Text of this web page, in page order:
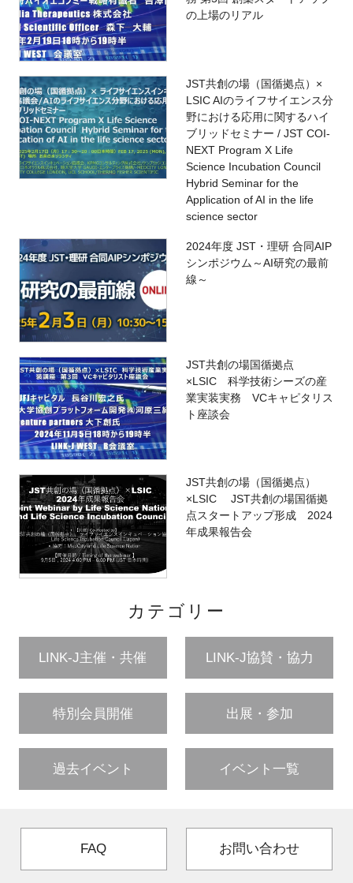
の上場のリアル
JST共創の場（国循拠点）×
LSIC AIのライフサイエンス分
野における応用に関するハイ
ブリッドセミナー / JST COI-
NEXT Program X Life
Science Incubation Council
Hybrid Seminar for the
Application of AI in the life
science sector
2024年度 JST・理研 合同AIP
シンポジウム～AI研究の最前
線～
JST共創の場国循拠点
×LSIC 科学技術シーズの産
業実装実務 VCキャピタリス
ト座談会
JST共創の場（国循拠点）
×LSIC JST共創の場国循拠
点スタートアップ形成 2024
年成果報告会
カテゴリー
LINK-J主催・共催 LINK-J協賛・協力
特別会員開催 出展・参加
過去イベント イベント一覧
FAQ お問い合わせ